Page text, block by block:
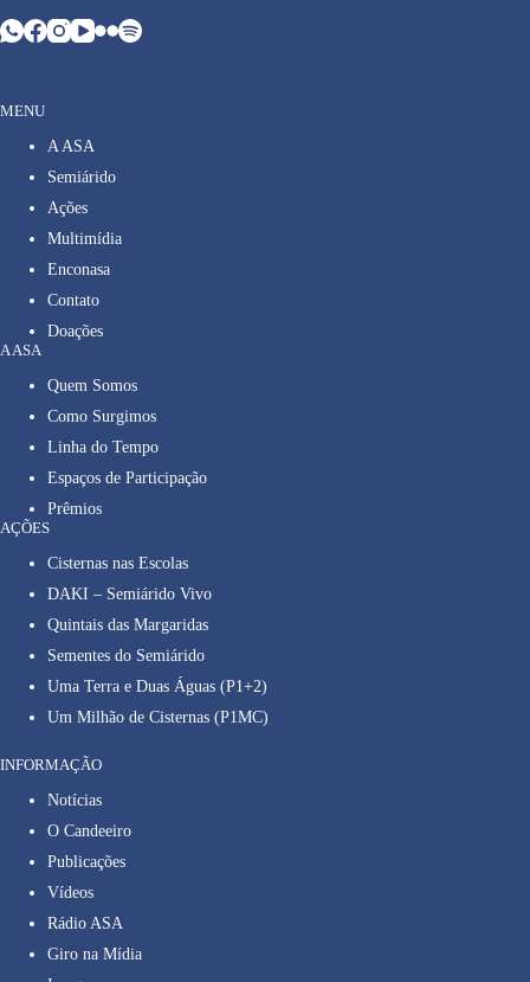
MENU
A ASA
Semiárido
Ações
Multimídia
Enconasa
Contato
Doações
A ASA
Quem Somos
Como Surgimos
Linha do Tempo
Espaços de Participação
Prêmios
AÇÕES
Cisternas nas Escolas
DAKI – Semiárido Vivo
Quintais das Margaridas
Sementes do Semiárido
Uma Terra e Duas Águas (P1+2)
Um Milhão de Cisternas (P1MC)
INFORMAÇÃO
Notícias
O Candeeiro
Publicações
Vídeos
Rádio ASA
Giro na Mídia